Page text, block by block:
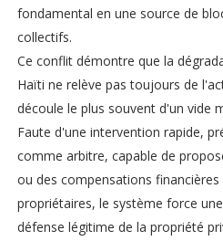
fondamental en une source de
collectifs.
Ce conflit démontre que la
Haïti ne relève pas toujours de
découle le plus souvent d'un vide
Faute d'une intervention rapide,
comme arbitre, capable de
ou des compensations
propriétaires, le système force
défense légitime de la propriété